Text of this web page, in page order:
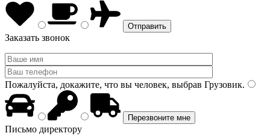
Заказать звонок
Пожалуйста, докажите, что вы человек, выбрав Грузовик.
Письмо директору